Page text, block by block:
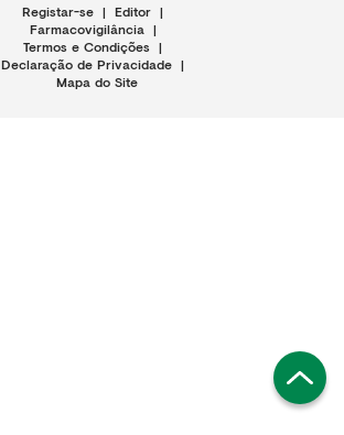
Registar-se | Editor |
Farmacovigilância |
Termos e Condições |
Declaração de Privacidade |
Mapa do Site